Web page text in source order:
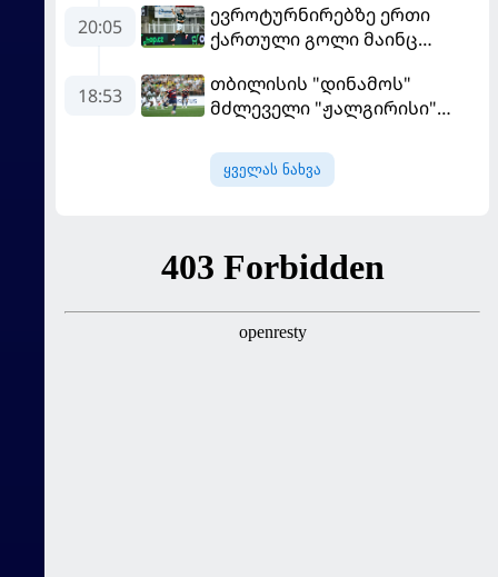
მომგებიანად გააგრძელა
20:05
ევროტურნირებზე ერთი
ქართული გოლი მაინც
18:53
თბილისის "დინამოს"
მძლეველი "ჟალგირისი"
განადგურდა
ყველას ნახვა